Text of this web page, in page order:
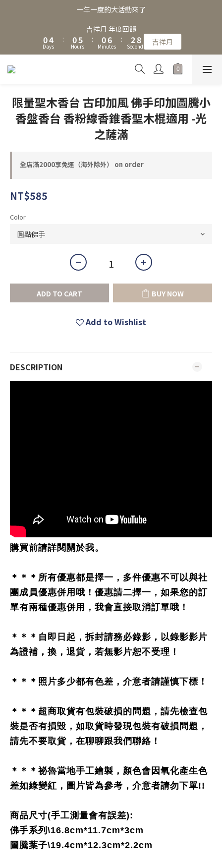
一年一度的大活動來了
吉祥月 年度回饋
04
3
Days
:
0
8
5
4
Hours
:
3
1
0
9
7
6
5
1
0
Minutes
:
5
3
2
1
8
7
5
2
1
0
Seconds 吉祥月
限量聖木香台 古印加風 佛手印加圖騰小
香盤香台 香粉線香錐香聖木棍適用 -光
之薩滿
全店滿2000享免運（海外除外） on order
NT$585
Color
ADD TO CART BUY NOW
Add to Wishlist
DESCRIPTION
購買前請詳閱關於我。
＊＊＊所有優惠都是擇一，多件優惠不可以與社
團成員優惠併用哦！優惠請二擇一，如果您的訂
單有兩種優惠併用，我會直接取消訂單哦！
＊＊＊自即日起，拆封請務必錄影，以錄影影片
為證補，換，退貨，若無影片恕不受理！
＊＊＊照片多少都有色差，介意者請謹慎下標！
＊＊＊超商取貨有包裝破損的問題，請先檢查包
裝是否有損毀，如取貨時發現包裝有破損問題，
請先不要取貨，在聊聊跟我們聯絡！
＊＊＊祕魯當地手工繪製，顏色會因氧化產生色
差如綠變紅，圖片皆為參考，介意者請勿下單!!
商品尺寸(手工測量會有誤差):
佛手系列\16.8cm*11.7cm*3cm
圖騰葉子\19.4cm*12.3cm*2.2cm